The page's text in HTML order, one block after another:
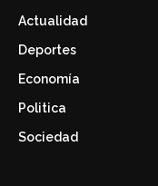
Actualidad
Deportes
Economía
Politica
Sociedad